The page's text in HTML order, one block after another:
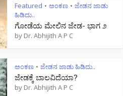
Featured • ಅಂಕಣ • ಜೇಡನ ಜಾಡು
ಹಿಡಿದು..
ಗೋಡೆಯ ಮೇಲಿನ ಜೇಡ- ಭಾಗ ೨
by Dr. Abhijith A P C
ಅಂಕಣ • ಜೇಡನ ಜಾಡು ಹಿಡಿದು..
ಜೇಡಕ್ಕೆ ಬಾಲವಿದೆಯಾ?
by Dr. Abhijith A P C